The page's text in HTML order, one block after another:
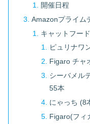
開催日程
Amazonプライム
キャットフー
ピュリナワ
Figaro チャ
シーバメル
55本
にゃっち (8
Figaro(フィ